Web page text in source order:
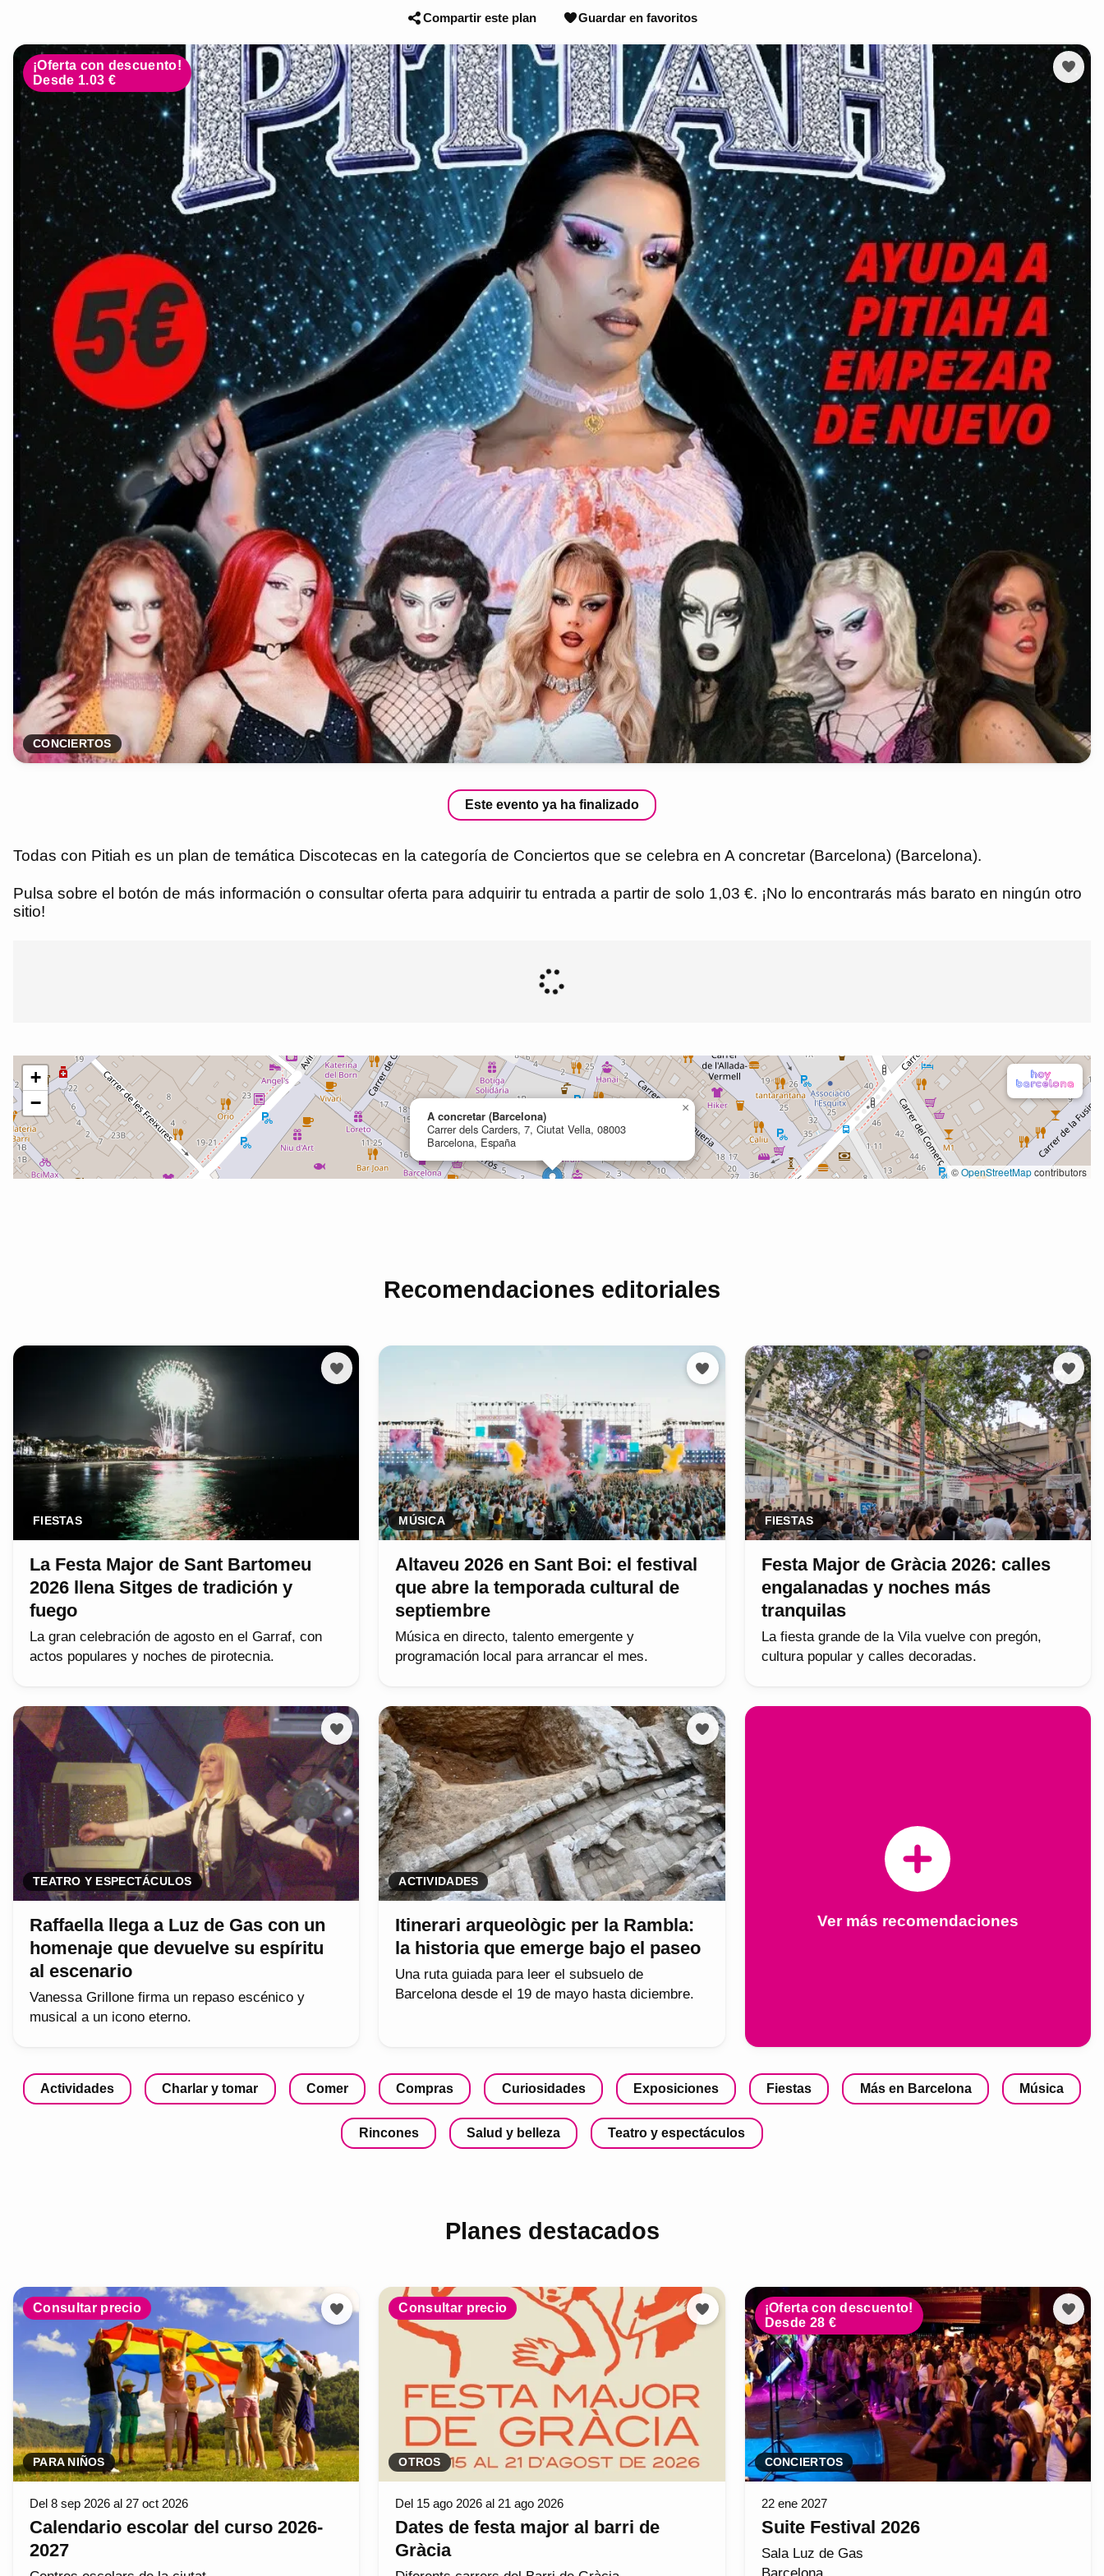
Compartir este plan Guardar en favoritos
¡Oferta con descuento!
Desde 1.03 €
CONCIERTOS
Este evento ya ha finalizado
Todas con Pitiah es un plan de temática Discotecas en la categoría de Conciertos que se celebra en A concretar (Barcelona) (Barcelona).
Pulsa sobre el botón de más información o consultar oferta para adquirir tu entrada a partir de solo 1,03 €. ¡No lo encontrarás más barato en ningún otro
sitio!
Recomendaciones editoriales
FIESTAS
La Festa Major de Sant Bartomeu
2026 llena Sitges de tradición y
fuego
La gran celebración de agosto en el Garraf, con
actos populares y noches de pirotecnia.
MÚSICA
Altaveu 2026 en Sant Boi: el festival
que abre la temporada cultural de
septiembre
Música en directo, talento emergente y
programación local para arrancar el mes.
FIESTAS
Festa Major de Gràcia 2026: calles
engalanadas y noches más
tranquilas
La fiesta grande de la Vila vuelve con pregón,
cultura popular y calles decoradas.
TEATRO Y ESPECTÁCULOS
Raffaella llega a Luz de Gas con un
homenaje que devuelve su espíritu
al escenario
Vanessa Grillone firma un repaso escénico y
musical a un icono eterno.
ACTIVIDADES
Itinerari arqueològic per la Rambla:
la historia que emerge bajo el paseo
Una ruta guiada para leer el subsuelo de
Barcelona desde el 19 de mayo hasta diciembre.
Ver más recomendaciones
Actividades Charlar y tomar Comer Compras Curiosidades Exposiciones Fiestas Más en Barcelona Música
Rincones Salud y belleza Teatro y espectáculos
Planes destacados
Consultar precio
PARA NIÑOS
Del 8 sep 2026 al 27 oct 2026
Calendario escolar del curso 2026-
2027
Consultar precio
OTROS
Del 15 ago 2026 al 21 ago 2026
Dates de festa major al barri de
Gràcia
¡Oferta con descuento!
Desde 28 €
CONCIERTOS
22 ene 2027
Suite Festival 2026
Sala Luz de Gas